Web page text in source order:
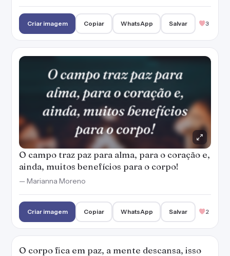
Criar imagem Copiar WhatsApp Salvar 3
O campo traz paz para alma, para o coração e,
ainda, muitos benefícios para o corpo!
— Marianna Moreno
Criar imagem Copiar WhatsApp Salvar 2
O corpo fica em paz, a mente descansa, isso